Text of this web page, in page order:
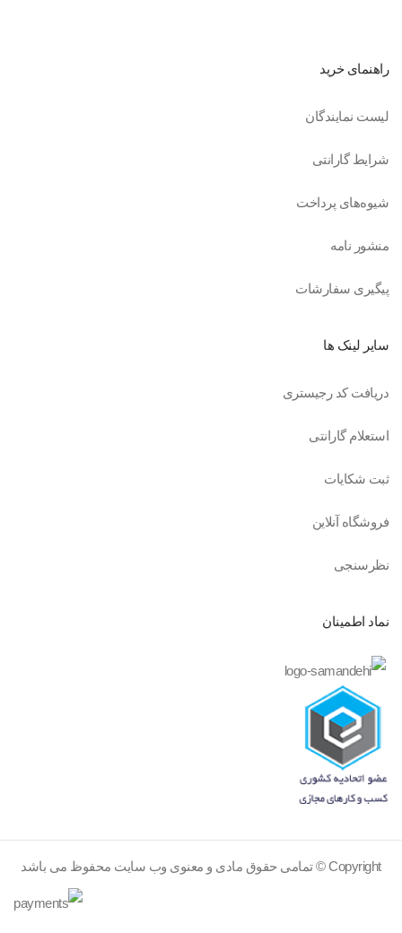
راهنمای خرید
لیست نمایندگان
شرایط گارانتی
شیوه‌های پرداخت
منشور نامه
پیگیری سفارشات
سایر لینک ها
دریافت کد رجیستری
استعلام گارانتی
ثبت شکایات
فروشگاه آنلاین
نظرسنجی
نماد اطمینان
Copyright © تمامی حقوق مادی و معنوی وب سایت محفوظ می باشد